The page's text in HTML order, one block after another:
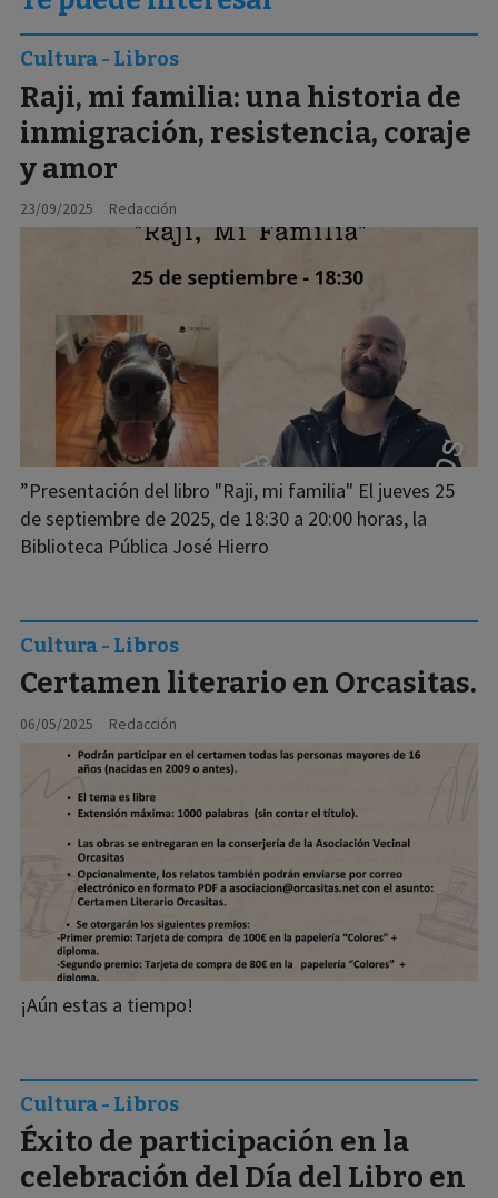
Raji, mi familia: una historia de
inmigración, resistencia, coraje
y amor
Redacción
Cultura - Libros
23/09/2025
”Presentación del libro "Raji, mi familia" El jueves 25
de septiembre de 2025, de 18:30 a 20:00 horas, la
Biblioteca Pública José Hierro
Certamen literario en Orcasitas.
Redacción
Cultura - Libros
06/05/2025
¡Aún estas a tiempo!
Éxito de participación en la
celebración del Día del Libro en
Cultura - Libros